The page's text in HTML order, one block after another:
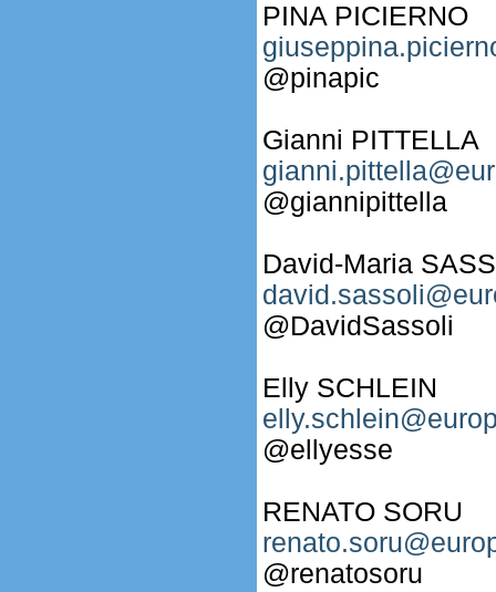
PINA PICIERNO
@pinapic
Gianni PITTELLA
@giannipittella
David-Maria
@DavidSassoli
Elly SCHLEIN
@ellyesse
RENATO SORU
@renatosoru